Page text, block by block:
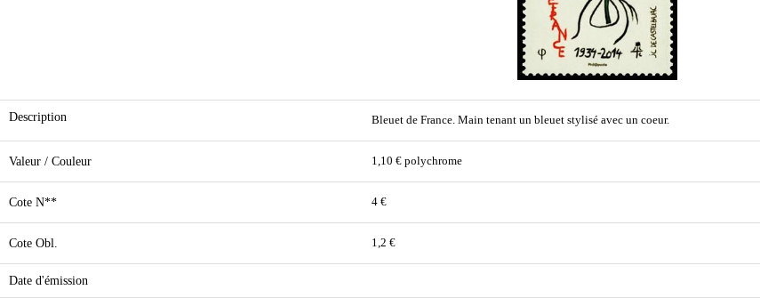
Description Bleuet de France. Main tenant un bleuet stylisé avec un coeur.
Valeur / Couleur 1,10 € polychrome
Cote N** 4 €
Cote Obl. 1,2 €
Date d'émission